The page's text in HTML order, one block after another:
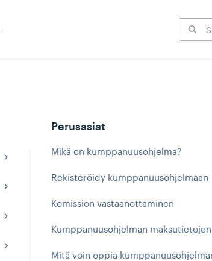
Perusasiat
Mikä on kumppanuusohjelma?
Rekisteröidy kumppanuusohjelmaan
Komission vastaanottaminen
Kumppanuusohjelman
Mitä voin oppia